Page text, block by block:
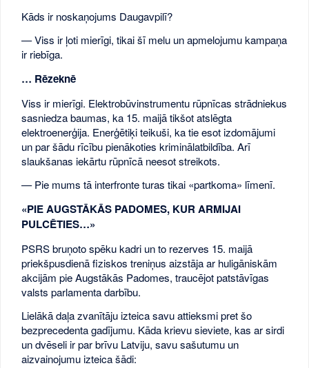
Kāds ir noskaņojums Daugavpilī?
— Viss ir ļoti mierīgi, tikai šī melu un apmelojumu kampaņa
ir riebīga.
… Rēzeknē
Viss ir mierīgi. Elektrobūvinstrumentu rūpnīcas strādniekus
sasniedza baumas, ka 15. maijā tikšot atslēgta
elektroenerģija. Enerģētiķi teikuši, ka tie esot izdomājumi
un par šādu rīcību pienākoties kriminālatbildība. Arī
slaukšanas iekārtu rūpnīcā neesot streikots.
— Pie mums tā interfronte turas tikai «partkoma» līmenī.
«PIE AUGSTĀKĀS PADOMES, KUR ARMIJAI
PULCĒTIES…»
PSRS bruņoto spēku kadri un to rezerves 15. maijā
priekšpusdienā fiziskos treniņus aizstāja ar huligāniskām
akcijām pie Augstākās Padomes, traucējot patstāvīgas
valsts parlamenta darbību.
Lielākā daļa zvanītāju izteica savu attieksmi pret šo
bezprecedenta gadījumu. Kāda krievu sieviete, kas ar sirdi
un dvēseli ir par brīvu Latviju, savu sašutumu un
aizvainojumu izteica šādi: